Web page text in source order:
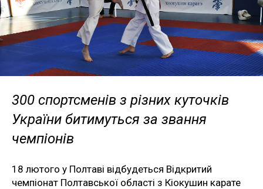
300 спортсменів з різних куточків
України битимуться за звання
чемпіонів
18 лютого у Полтаві відбудеться Відкритий
чемпіонат Полтавської області з Кіокушин карате